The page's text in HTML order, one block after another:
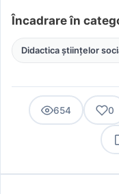
Încadrare în
Didactica științelor
654 0